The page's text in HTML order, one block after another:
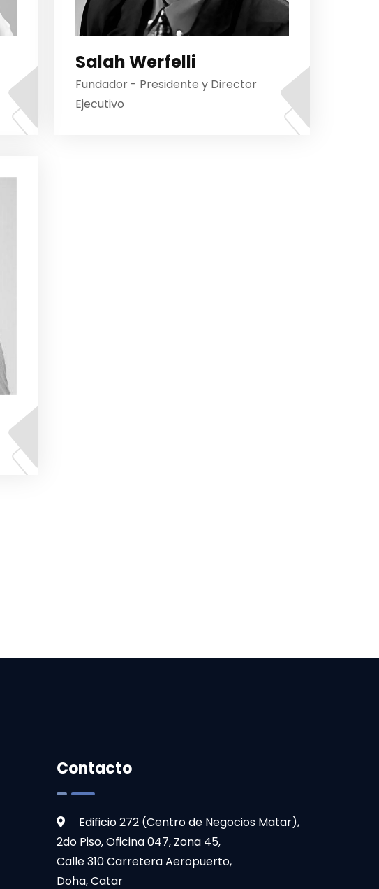
Salah Werfelli
Fundador - Presidente y Director
Ejecutivo
Contacto
Edificio 272 (Centro de Negocios Matar),
2do Piso, Oficina 047, Zona 45,
Calle 310 Carretera Aeropuerto,
Doha, Catar